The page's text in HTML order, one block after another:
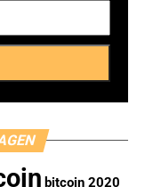
bitcoin 2020